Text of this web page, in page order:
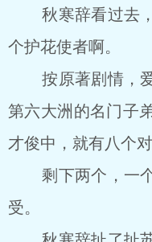
秋寒辞看过去，
个护花使者啊。
按原著剧情，爱
第六大洲的名门子
才俊中，就有八个
剩下两个，一个
受。